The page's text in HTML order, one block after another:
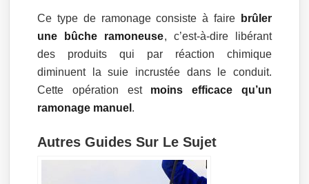
Ce type de ramonage consiste à faire
brûler
une bûche ramoneuse, c’est-à-dire libérant
des produits qui par réaction chimique
diminuent la suie incrustée dans le conduit.
Cette opération est moins efficace qu’un
ramonage manuel .
Autres Guides Sur Le Sujet